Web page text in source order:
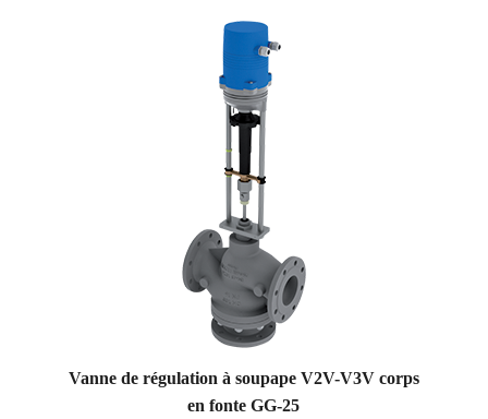
Vanne de régulation à soupape V2V-V3V corps
en fonte GG-25